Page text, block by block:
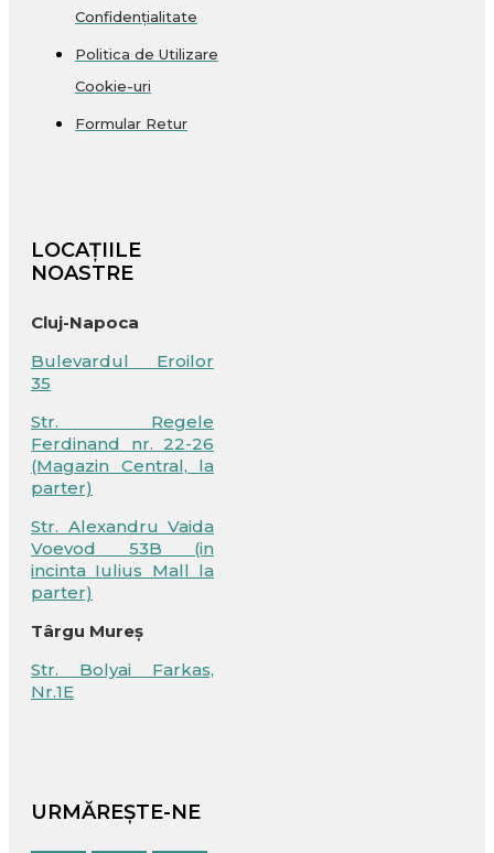
Confidențialitate
Politica de Utilizare
Cookie-uri
Formular Retur
LOCAȚIILE
NOASTRE
Cluj-Napoca
Bulevardul Eroilor
35
Str. Regele
Ferdinand nr. 22-26
(Magazin Central, la
parter)
Str. Alexandru Vaida
Voevod 53B (in
incinta Iulius Mall la
parter)
Târgu Mureș
Str. Bolyai Farkas,
Nr.1E
URMĂREȘTE-NE